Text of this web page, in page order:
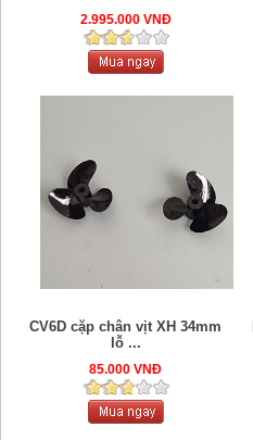
2.995.000 VNĐ
CV6D cặp chân vịt XH 34mm
lỗ ...
85.000 VNĐ